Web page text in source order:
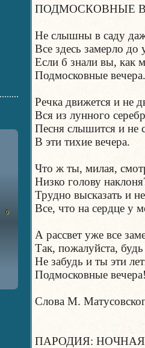
ПОДМОСКОВНЫЕ
Не слышны в саду
Все здесь замерло до
Если б знали вы, как
Подмосковные вечера.
Речка движется и не
Вся из лунного
Песня слышится и не
В эти тихие вечера.
Что ж ты, милая,
Низко голову
Трудно высказать и
Все, что на сердце у
А рассвет уже все
Так, пожалуйста,
Не забудь и ты эти
Подмосковные
Слова М.
ПАРОДИЯ:
0